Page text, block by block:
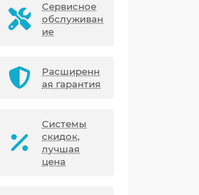
Сервисное
обслуживан
ие
Расширенн
ая гарантия
Системы
скидок,
лучшая
цена